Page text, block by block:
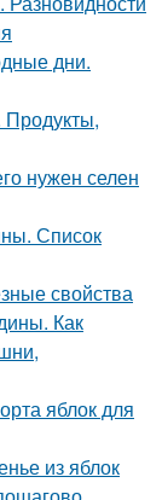
дни.
нужен селен
Список
свойства
Как
яблок для
из яблок